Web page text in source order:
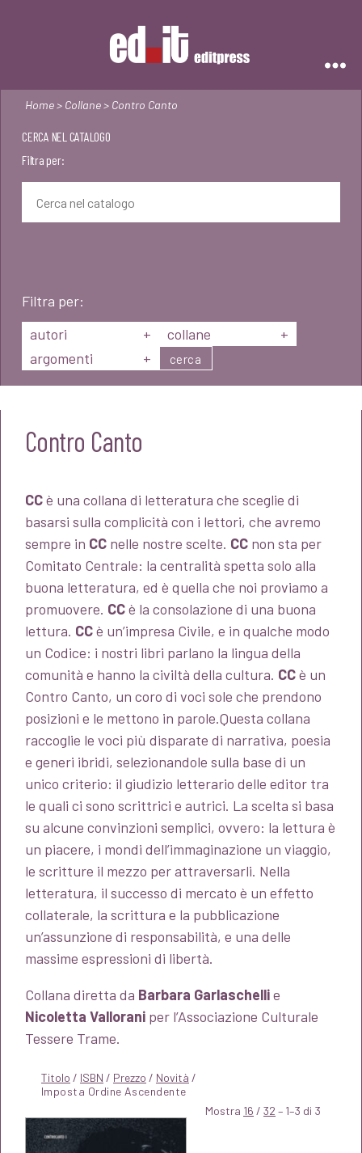
Home> Collane> Contro Canto
CERCA NEL CATALOGO
Filtra per:
Filtra per:
autori
+ collane
+
argomenti
+ cerca
Contro Canto
CCè una collana di letteratura che sceglie di
basarsi sulla complicità con i lettori, che avremo
sempre in CC nelle nostre scelte. CC non sta per
Comitato Centrale: la centralità spetta solo alla
buona letteratura, ed è quella che noi proviamo a
promuovere. CCè la consolazione di una buona
lettura. CCè un’impresa Civile, e in qualche modo
un Codice: i nostri libri parlano la lingua della
comunità e hanno la civiltà della cultura. CCè un
Contro Canto, un coro di voci sole che prendono
posizioni e le mettono in parole.Questa collana
raccoglie le voci più disparate di narrativa, poesia
e generi ibridi, selezionandole sulla base di un
unico criterio: il giudizio letterario delle editor tra
le quali ci sono scrittrici e autrici. La scelta si basa
su alcune convinzioni semplici, ovvero: la lettura è
un piacere, i mondi dell’immaginazione un viaggio,
le scritture il mezzo per attraversarli. Nella
letteratura, il successo di mercato è un effetto
collaterale, la scrittura e la pubblicazione
un’assunzione di responsabilità, e una delle
massime espressioni di libertà.
Collana diretta da Barbara Garlaschellie
Nicoletta Vallorani per l’Associazione Culturale
Tessere Trame.
Titolo / ISBN / Prezzo / Novità /
Mostra 16 / 32 – 1–3 di 3